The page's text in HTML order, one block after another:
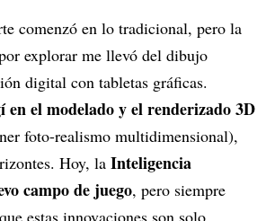
comenzó en lo tradicional, pero la
explorar me llevó del dibujo
digital con tabletas gráficas.
en el modelado y el renderizado 3D
foto-realismo multidimensional),
Hoy, la Inteligencia
campo de juego, pero siempre
estas innovaciones son solo